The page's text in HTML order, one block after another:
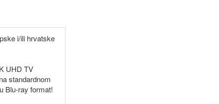
i/ili hrvatske
UHD TV
standardnom
Blu-ray format!